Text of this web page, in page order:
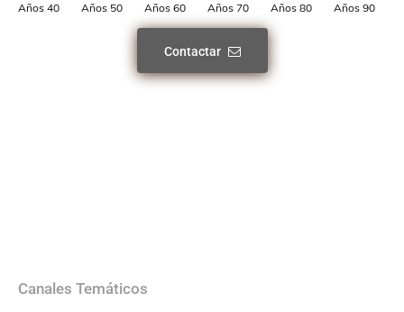
Años 40
Años 50 Años 60 Años 70 Años 80 Años 90
Contactar
Canales Temáticos